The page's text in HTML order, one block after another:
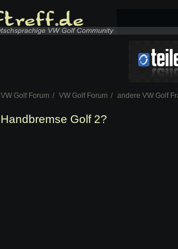
VW Golf Forum VW Golf Forum andere VW Golf
Handbremse Golf 2?